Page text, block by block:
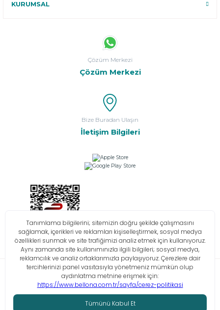
KURUMSAL
Çözüm Merkezi
Çözüm Merkezi
Bize Buradan Ulaşın
İletişim Bilgileri
Bilgi Toplumu Hizmetleri KVKK Çerez Politikası İşlem Rehberi